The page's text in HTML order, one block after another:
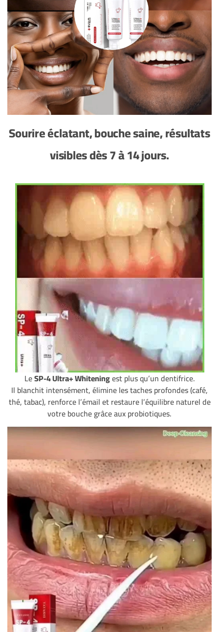
Sourire éclatant, bouche saine, résultats
visibles dès 7 à 14 jours.
LeSP-4 Ultra+ Whiteningest plus qu’un dentifrice.
Il blanchit intensément, élimine les taches profondes (café,
thé, tabac), renforce l’émail et restaure l’équilibre naturel de
votre bouche grâce aux probiotiques.